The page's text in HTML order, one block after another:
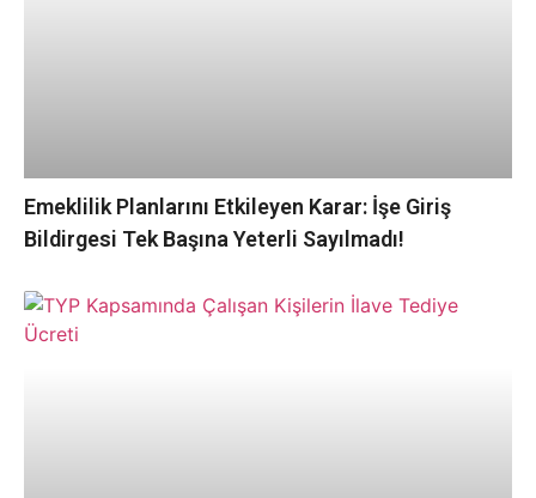
Emeklilik Planlarını Etkileyen Karar: İşe Giriş
Bildirgesi Tek Başına Yeterli Sayılmadı!